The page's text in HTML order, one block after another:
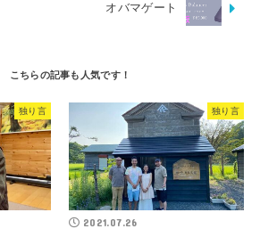
オバマゲート
独り言 独り言
2021.07.26